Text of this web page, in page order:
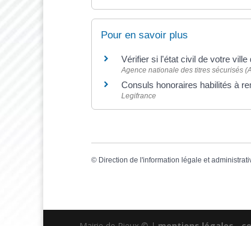
Pour en savoir plus
Vérifier si l'état civil de votre
Agence nationale des titres sécurisés
Consuls honoraires habilités à
Legifrance
© Direction de l'information légale et